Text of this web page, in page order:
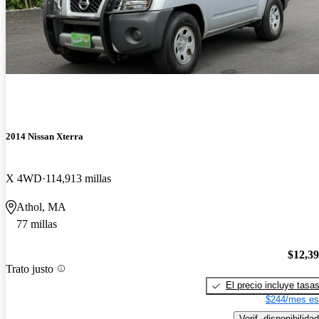
2014 Nissan Xterra
X 4WD 114,913 millas
Athol, MA
77 millas
Trato justo
El precio incluye tasas
$244/mes